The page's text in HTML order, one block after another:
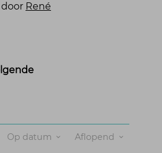
door René
Op datum Aflopend